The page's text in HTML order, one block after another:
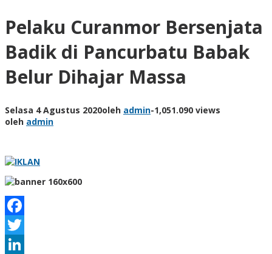
Pelaku Curanmor Bersenjata
Badik di Pancurbatu Babak
Belur Dihajar Massa
Selasa 4 Agustus 2020oleh admin-1,051.090 views
oleh admin
Facebook
Twitter